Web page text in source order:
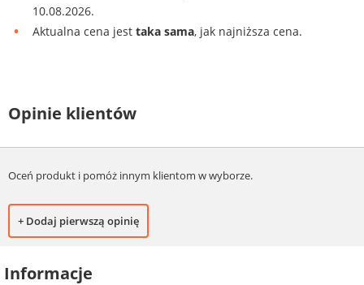
10.08.2026.
Aktualna cena jest taka sama, jak najniższa cena.
Opinie klientów
Oceń produkt i pomóż innym klientom w wyborze.
+ Dodaj pierwszą opinię
Informacje